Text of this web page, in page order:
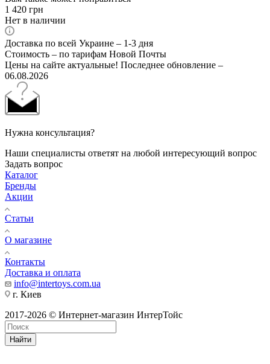
1 420 грн
Нет в наличии
Доставка по всей Украине – 1-3 дня
Стоимость – по тарифам Новой Почты
Цены на сайте актуальные! Последнее обновление –
06.08.2026
Нужна консультация?
Наши специалисты ответят на любой интересующий вопрос
Задать вопрос
Каталог
Бренды
Акции
Статьи
О магазине
Контакты
Доставка и оплата
info@intertoys.com.ua
г. Киев
2017-2026 © Интернет-магазин ИнтерТойс
Найти